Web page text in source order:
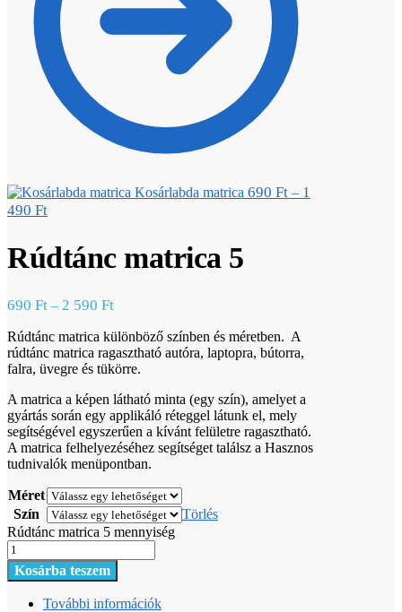
Kosárlabda matrica 690 Ft – 1
490 Ft
Rúdtánc matrica 5
690 Ft – 2 590 Ft
Rúdtánc matrica különböző színben és méretben. A
rúdtánc matrica ragasztható autóra, laptopra, bútorra,
falra, üvegre és tükörre.
A matrica a képen látható minta (egy szín), amelyet a
gyártás során egy applikáló réteggel látunk el, mely
segítségével egyszerűen a kívánt felületre ragasztható.
A matrica felhelyezéséhez segítséget találsz a Hasznos
tudnivalók menüpontban.
Méret
Szín
Törlés
Rúdtánc matrica 5 mennyiség
Kosárba teszem
További információk